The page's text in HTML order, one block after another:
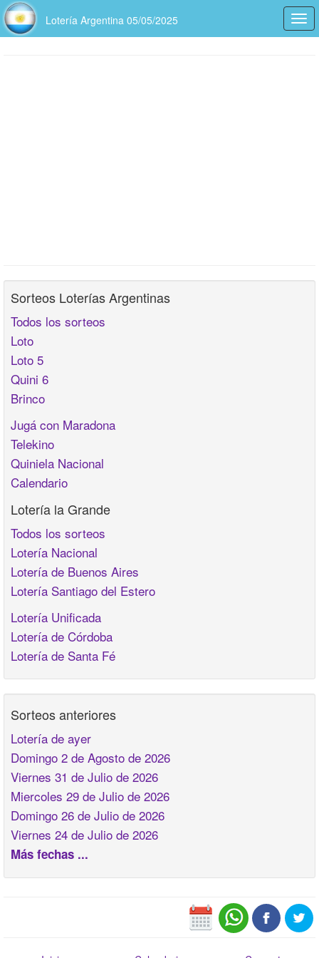
Lotería Argentina 05/05/2025
Sorteos Loterías Argentinas
Todos los sorteos
Loto
Loto 5
Quini 6
Brinco
Jugá con Maradona
Telekino
Quiniela Nacional
Calendario
Lotería la Grande
Todos los sorteos
Lotería Nacional
Lotería de Buenos Aires
Lotería Santiago del Estero
Lotería Unificada
Lotería de Córdoba
Lotería de Santa Fé
Sorteos anteriores
Lotería de ayer
Domingo 2 de Agosto de 2026
Viernes 31 de Julio de 2026
Miercoles 29 de Julio de 2026
Domingo 26 de Julio de 2026
Viernes 24 de Julio de 2026
Más fechas ...